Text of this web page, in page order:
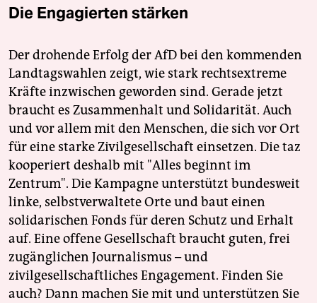
Die Engagierten stärken
Der drohende Erfolg der AfD bei den kommenden
Landtagswahlen zeigt, wie stark rechtsextreme
Kräfte inzwischen geworden sind. Gerade jetzt
braucht es Zusammenhalt und Solidarität. Auch
und vor allem mit den Menschen, die sich vor Ort
für eine starke Zivilgesellschaft einsetzen. Die taz
kooperiert deshalb mit "Alles beginnt im
Zentrum". Die Kampagne unterstützt bundesweit
linke, selbstverwaltete Orte und baut einen
solidarischen Fonds für deren Schutz und Erhalt
auf. Eine offene Gesellschaft braucht guten, frei
zugänglichen Journalismus – und
zivilgesellschaftliches Engagement. Finden Sie
auch? Dann machen Sie mit und unterstützen Sie